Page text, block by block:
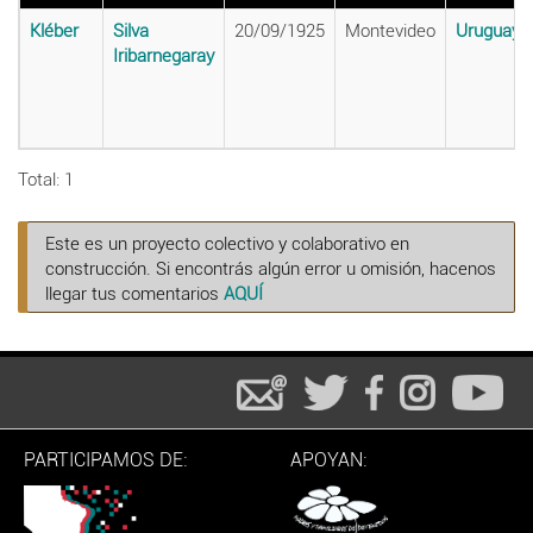
Kléber
Silva
Iribarnegaray
20/09/1925 Montevideo Uruguay
Total: 1
Este es un proyecto colectivo y colaborativo en
construcción. Si encontrás algún error u omisión, hacenos
llegar tus comentarios AQUÍ
PARTICIPAMOS DE: APOYAN: